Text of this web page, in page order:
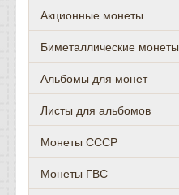
Акционные монеты
Биметаллические монеты
Альбомы для монет
Листы для альбомов
Монеты СССР
Монеты ГВС